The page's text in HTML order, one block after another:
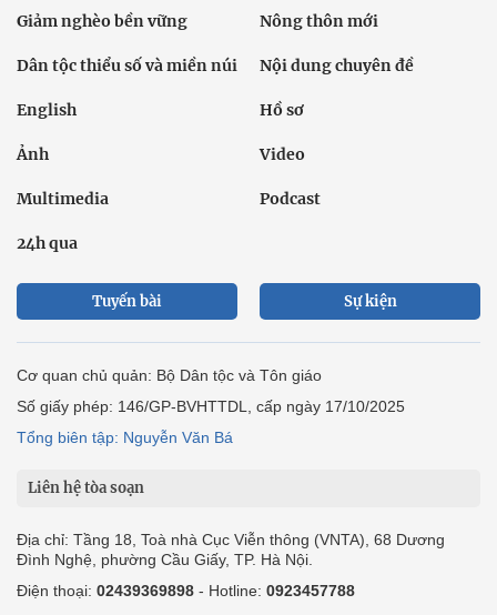
Giảm nghèo bền vững Nông thôn mới
Dân tộc thiểu số và miền núi Nội dung chuyên đề
English Hồ sơ
Ảnh Video
Multimedia Podcast
24h qua
Tuyến bài Sự kiện
Cơ quan chủ quản: Bộ Dân tộc và Tôn giáo
Số giấy phép: 146/GP-BVHTTDL, cấp ngày 17/10/2025
Tổng biên tập: Nguyễn Văn Bá
Liên hệ tòa soạn
Địa chỉ: Tầng 18, Toà nhà Cục Viễn thông (VNTA), 68 Dương
Đình Nghệ, phường Cầu Giấy, TP. Hà Nội.
Điện thoại: 02439369898 - Hotline: 0923457788